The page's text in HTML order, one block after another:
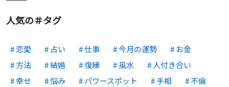
人気の＃タグ
恋愛 占い 仕事 今月の運勢
お金
方法
結婚 復縁 風水
人付き合い
幸せ
悩み パワースポット 手相
不倫